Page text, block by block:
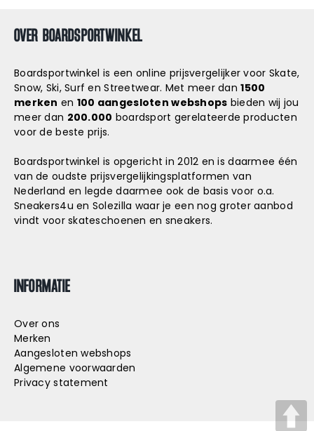
OVER BOARDSPORTWINKEL
Boardsportwinkel is een online prijsvergelijker voor Skate,
Snow, Ski, Surf en Streetwear. Met meer dan1500
merken en 100 aangesloten webshops bieden wij jou
meer dan 200.000 boardsport gerelateerde producten
voor de beste prijs.
Boardsportwinkel is opgericht in 2012 en is daarmee één
van de oudste prijsvergelijkingsplatformen van
Nederland en legde daarmee ook de basis voor o.a.
Sneakers4u en Solezilla waar je een nog groter aanbod
vindt voor skateschoenen en sneakers.
INFORMATIE
Over ons
Merken
Aangesloten webshops
Algemene voorwaarden
Privacy statement